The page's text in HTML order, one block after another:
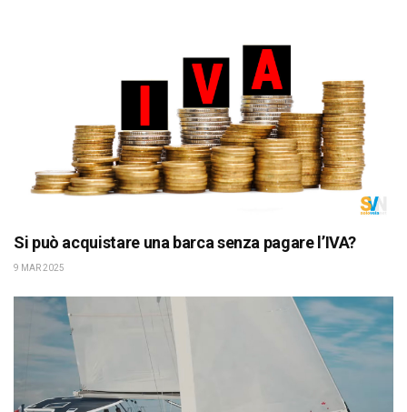
Si può acquistare una barca senza pagare l’IVA?
9 MAR 2025